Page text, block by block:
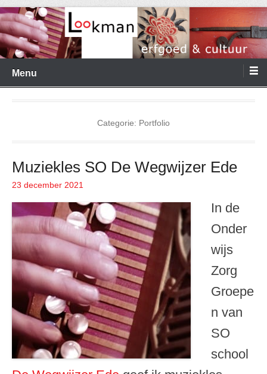
Ga
naar
de
inhoud
Menu
Categorie: Portfolio
Muziekles SO De Wegwijzer Ede
Geplaatst op
23 december 2021
In de
Onder
wijs
Zorg
Groepe
n van
SO
school